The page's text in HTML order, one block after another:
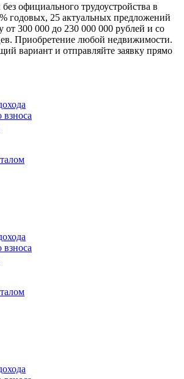
официального трудоустройства в
годовых, 25 актуальных предложений
от 300 000 до 230 000 000 рублей и со
Приобретение любой недвижимости.
вариант и отправляйте заявку прямо
взноса
взноса